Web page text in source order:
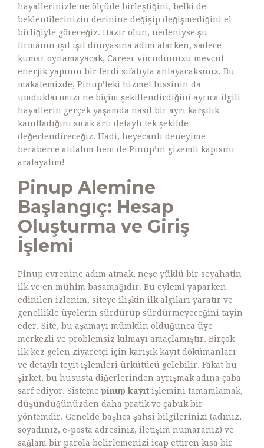
hayallerinizle ne ölçüde birleştiğini, belki de
beklentilerinizin derinine değişip değişmediğini el
birliğiyle göreceğiz. Hazır olun, nedeniyse şu
firmanın ışıl ışıl dünyasına adım atarken, sadece
kumar oynamayacak, Career vücudunuzu mevcut
enerjik yapının bir ferdi sıfatıyla anlayacaksınız. Bu
makalemizde, Pinup’teki hizmet hissinin da
umduklarımızı ne biçim şekillendirdiğini ayrıca ilgili
hayallerin gerçek yaşamda nasıl bir ayrı karşılık
kanıtladığını sıcak artı detaylı tek şekilde
değerlendireceğiz. Hadi, heyecanlı deneyime
beraberce atılalım hem de Pinup’ın gizemli kapısını
aralayalım!
Pinup Alemine
Başlangıç: Hesap
Oluşturma ve Giriş
İşlemi
Pinup evrenine adım atmak, neşe yüklü bir seyahatin
ilk ve en mühim basamağıdır. Bu eylemi yaparken
edinilen izlenim, siteye ilişkin ilk algıları yaratır ve
genellikle üyelerin sürdürüp sürdürmeyeceğini tayin
eder. Site, bu aşamayı mümkün olduğunca üye
merkezli ve problemsiz kılmayı amaçlamıştır. Birçok
ilk kez gelen ziyaretçi için karışık kayıt dokümanları
ve detaylı teyit işlemleri ürkütücü gelebilir. Fakat bu
şirket, bu hususta diğerlerinden ayrışmak adına çaba
sarf ediyor. Sisteme pinup kayıt işlemini tamamlamak,
düşündüğünüzden daha pratik ve çabuk bir
yöntemdir. Genelde başlıca şahsi bilgilerinizi (adınız,
soyadınız, e-posta adresiniz, iletişim numaranız) ve
sağlam bir parola belirlemenizi icap ettiren kısa bir